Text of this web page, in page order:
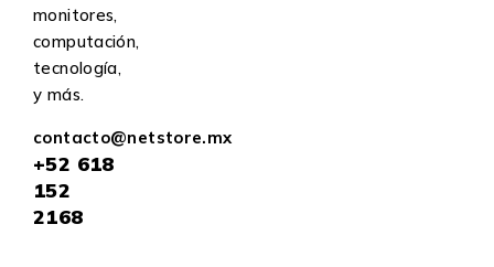
monitores,
computación,
tecnología,
y más.
contacto@netstore.mx
+52 618
152
2168